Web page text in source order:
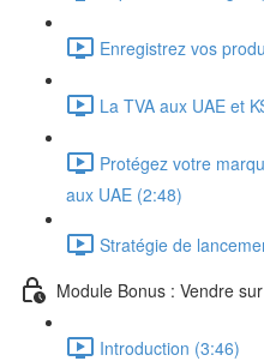
Enregistrez vos
La TVA aux UAE et
Protégez votre
aux UAE (2:48)
Stratégie de
Module Bonus : Vendre
Introduction (3:46)